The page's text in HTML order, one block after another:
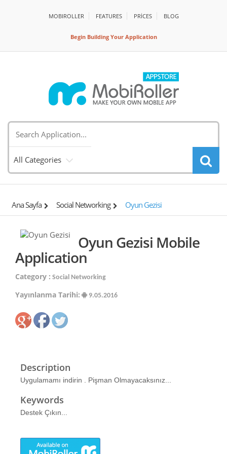
MOBIROLLER FEATURES PRİCES BLOG
Begin Building Your Application
All Categories
Ana Sayfa Social Networking Oyun Gezisi
Oyun Gezisi Mobile
Application
Category : Social Networking
Yayınlanma Tarihi: 9.05.2016
Description
Uygulamamı indirin . Pişman Olmayacaksınız...
Keywords
Destek Çıkın...